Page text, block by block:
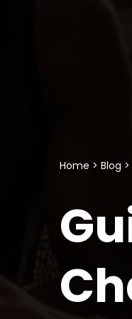
Home > Blog >